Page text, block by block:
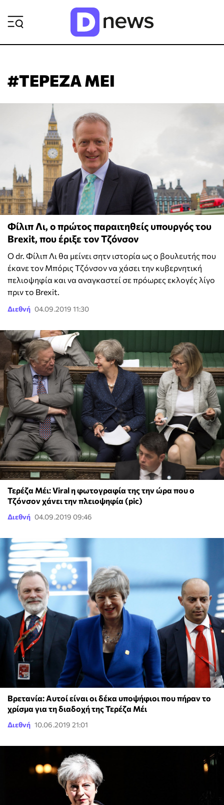
#ΤΕΡΕΖΑ ΜΕΙ
Φίλιπ Λι, ο πρώτος παραιτηθείς υπουργός του
Brexit, που έριξε τον Τζόνσον
Ο dr. Φίλιπ Λι θα μείνει σητν ιστορία ως ο βουλευτής που
έκανε τον Μπόρις Τζόνσον να χάσει την κυβερνητική
πελιοψηφία και να αναγκαστεί σε πρόωρες εκλογές λίγο
πριν το Brexit.
Διεθνή 04.09.2019 11:30
Τερέζα Μέι: Viral η φωτογραφία της την ώρα που ο
Τζόνσον χάνει την πλειοψηφία (pic)
Διεθνή 04.09.2019 09:46
Βρετανία: Αυτοί είναι οι δέκα υποψήφιοι που πήραν το
χρίσμα για τη διαδοχή της Τερέζα Μέι
Διεθνή 10.06.2019 21:01